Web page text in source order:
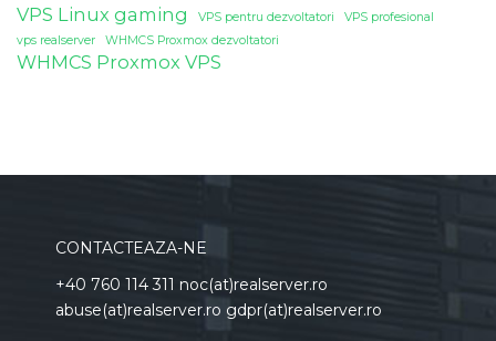
VPS Linux gaming
VPS pentru dezvoltatori
VPS profesional
vps realserver
WHMCS Proxmox dezvoltatori
WHMCS Proxmox VPS
CONTACTEAZA-NE
+40 760 114 311 noc(at)realserver.ro
abuse(at)realserver.ro gdpr(at)realserver.ro